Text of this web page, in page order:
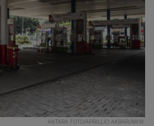
ANTARA FOTO/APRILLIO AKBAR/AWW.